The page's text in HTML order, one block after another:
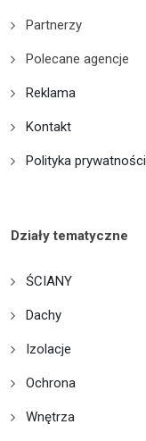
Partnerzy
Polecane agencje
Reklama
Kontakt
Polityka prywatności
Działy tematyczne
ŚCIANY
Dachy
Izolacje
Ochrona
Wnętrza